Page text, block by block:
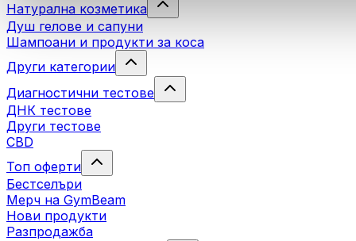
Натурална козметика
Душ гелове и сапуни
Шампоани и продукти за коса
Други категории
Диагностични тестове
ДНК тестове
Други тестове
CBD
Топ оферти
Бестселъри
Мерч на GymBeam
Нови продукти
Разпродажба